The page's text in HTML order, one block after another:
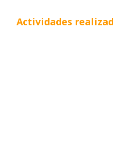
Actividades